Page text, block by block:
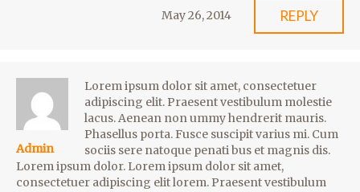
REPLY
May 26, 2014
Admin
Lorem ipsum dolor sit amet, consectetuer
adipiscing elit. Praesent vestibulum molestie
lacus. Aenean non ummy hendrerit mauris.
Phasellus porta. Fusce suscipit varius mi. Cum
sociis sere natoque penati bus et magnis dis.
Lorem ipsum dolor. Lorem ipsum dolor sit amet,
consectetuer adipiscing elit lorem. Praesent vestibulum